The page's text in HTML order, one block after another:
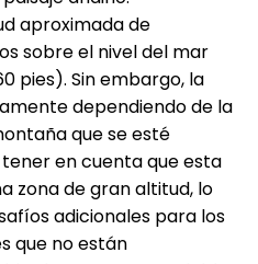
aproximada de
sobre el nivel del mar
pies). Sin embargo, la
dependiendo de la
que se esté
en cuenta que esta
zona de gran altitud, lo
adicionales para los
que no están